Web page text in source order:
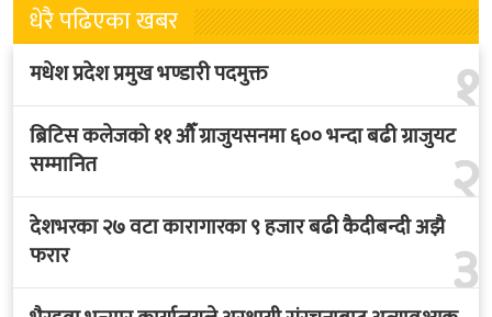
धेरै पढिएका खबर
१
मधेश प्रदेश प्रमुख भण्डारी पदमुक्त
२
ब्रिटिस कलेजको ११ औँ ग्राजुयसनमा ६०० भन्दा बढी ग्राजुयट
सम्मानित
३
देशभरका २७ वटा कारागारका ९ हजार बढी कैदीबन्दी अझै
फरार